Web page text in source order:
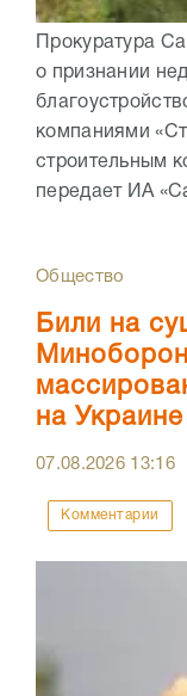
Прокуратура
о признании
компаниями
строительным
передает ИА
Общество
Били на
на Украине
07.08.2026 13:16
Комментарии